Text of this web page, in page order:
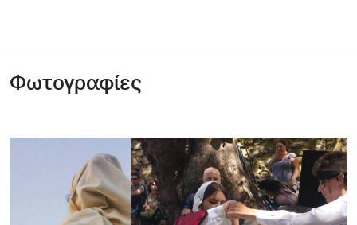
Φωτογραφίες